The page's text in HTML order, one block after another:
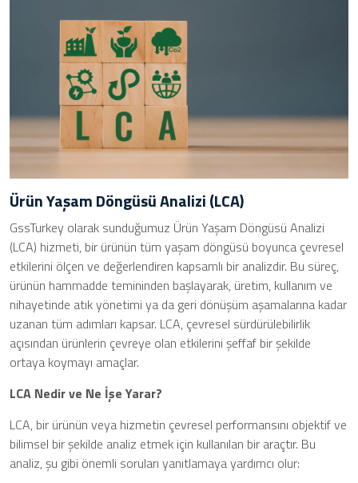
Ürün Yaşam Döngüsü Analizi (LCA)
GssTurkey olarak sunduğumuz Ürün Yaşam Döngüsü Analizi
(LCA) hizmeti, bir ürünün tüm yaşam döngüsü boyunca çevresel
etkilerini ölçen ve değerlendiren kapsamlı bir analizdir. Bu süreç,
ürünün hammadde temininden başlayarak, üretim, kullanım ve
nihayetinde atık yönetimi ya da geri dönüşüm aşamalarına kadar
uzanan tüm adımları kapsar. LCA, çevresel sürdürülebilirlik
açısından ürünlerin çevreye olan etkilerini şeffaf bir şekilde
ortaya koymayı amaçlar.
LCA Nedir ve Ne İşe Yarar?
LCA, bir ürünün veya hizmetin çevresel performansını objektif ve
bilimsel bir şekilde analiz etmek için kullanılan bir araçtır. Bu
analiz, şu gibi önemli soruları yanıtlamaya yardımcı olur: